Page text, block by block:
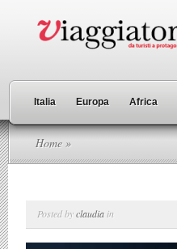
Italia Europa Africa
Home »
Posted byclaudia in